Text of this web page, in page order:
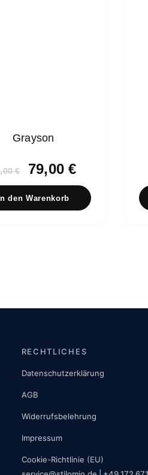
Grayson
€
Ursprünglicher
Preis
war:
99,00 €
79,00€Aktueller
Preis
ist:
79,00 €.
In den Warenkorb
RECHTLICHES
Datenschutzerklärung
AGB
Widerrufsbelehrung
Impressum
Cookie-Richtlinie (EU)